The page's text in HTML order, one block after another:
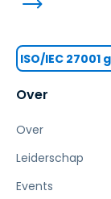
Over
Over
Leiderschap
Events
ISO/IEC